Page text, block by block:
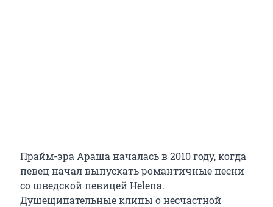
Прайм-эра Араша началась в 2010 году, когда
певец начал выпускать романтичные песни
со шведской певицей Helena.
Душещипательные клипы о несчастной